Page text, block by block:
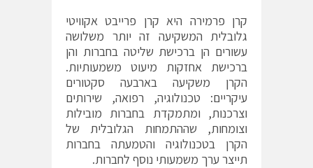
קרן פרמירה היא קרן פרייבט אקוויטי
גלובלית המשקיעה זה יותר משלושה
עשורים הן ברכישת שליטה בחברות והן
ברכישת אחזקות מיעוט משמעותיות.
הקרן משקיעה בארבעה סקטורים
עיקריים: טכנולוגיה, רפואה, שירותים
וצרכנות, ומתמקדת בחברות מובילות
וצומחות, שההתמחות הגלובלית של
הקרן בטכנולוגיה והטמעתה בחברות
תייצר ערך משמעותי נוסף לחברות.